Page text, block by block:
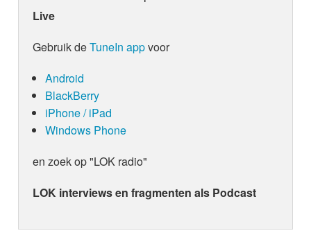
Live
Gebruik deTuneIn appvoor
Android
BlackBerry
iPhone / iPad
Windows Phone
en zoek op "LOK radio"
LOK interviews en fragmenten als Podcast